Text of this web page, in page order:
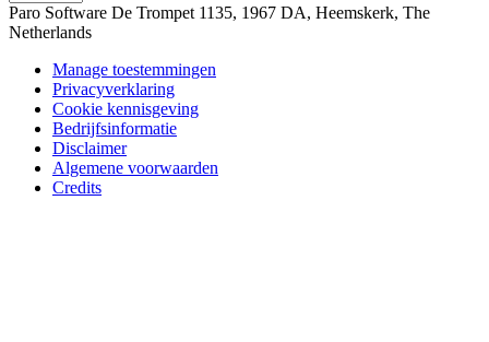
Paro Software De Trompet 1135, 1967 DA, Heemskerk, The
Netherlands
Manage toestemmingen
Privacyverklaring
Cookie kennisgeving
Bedrijfsinformatie
Disclaimer
Algemene voorwaarden
Credits